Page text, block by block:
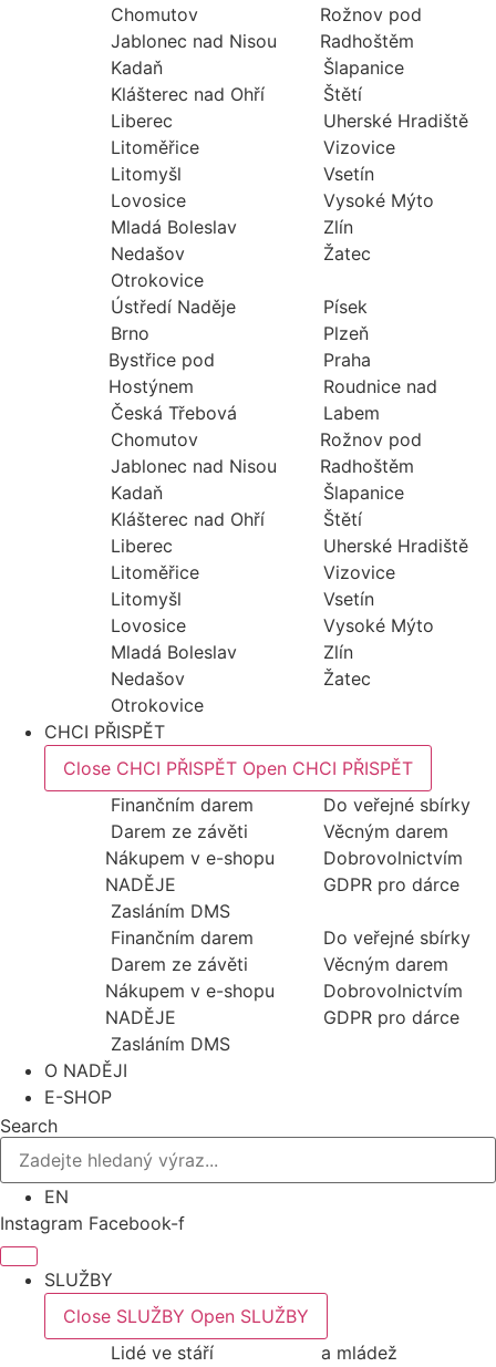
Chomutov
Jablonec nad Nisou
Kadaň
Klášterec nad Ohří
Liberec
Litoměřice
Litomyšl
Lovosice
Mladá Boleslav
Nedašov
Otrokovice
Rožnov pod
Radhoštěm
Šlapanice
Štětí
Uherské Hradiště
Vizovice
Vsetín
Vysoké Mýto
Zlín
Žatec
Ústředí Naděje
Brno
Bystřice pod
Hostýnem
Česká Třebová
Chomutov
Jablonec nad Nisou
Kadaň
Klášterec nad Ohří
Liberec
Litoměřice
Litomyšl
Lovosice
Mladá Boleslav
Nedašov
Otrokovice
Písek
Plzeň
Praha
Roudnice nad
Labem
Rožnov pod
Radhoštěm
Šlapanice
Štětí
Uherské Hradiště
Vizovice
Vsetín
Vysoké Mýto
Zlín
Žatec
CHCI PŘISPĚT
Close CHCI PŘISPĚT Open CHCI PŘISPĚT
Finančním darem
Darem ze závěti
Nákupem v e-shopu
NADĚJE
Zasláním DMS
Do veřejné sbírky
Věcným darem
Dobrovolnictvím
GDPR pro dárce
Finančním darem
Darem ze závěti
Nákupem v e-shopu
NADĚJE
Zasláním DMS
Do veřejné sbírky
Věcným darem
Dobrovolnictvím
GDPR pro dárce
O NADĚJI
E-SHOP
Search
EN
Instagram Facebook-f
SLUŽBY
Close SLUŽBY Open SLUŽBY
Lidé ve stáří
a mládež